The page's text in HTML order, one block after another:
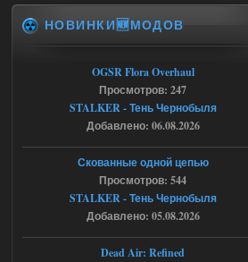
Доступно только для пользователей
Ответить ➤
Спавнер + Правки + Античит - Dead
City Final
Что то не работает спавнер,
все устанавливал по
мануалу......
Ответить ➤
06.08.2026
НОВИНКИ🆕МОДОВ
OGSR Flora Overhaul
Просмотров: 247
STALKER - Тень Чернобыля
Добавлено: 06.08.2026
Скованные одной цепью
Просмотров: 544
STALKER - Тень Чернобыля
Добавлено: 05.08.2026
Dead Air: Refined